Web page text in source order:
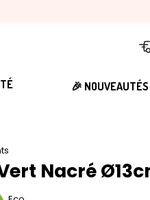
🎉 NOUVEAUTÉS
Nacré